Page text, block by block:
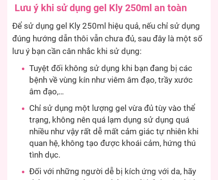
Lưu ý khi sử dụng gel Kly 250ml an toàn
Để sử dụng gel Kly 250ml hiệu quả, nếu chỉ sử dụng
đúng hướng dẫn thôi vẫn chưa đủ, sau đây là một số
lưu ý bạn cần cân nhắc khi sử dụng:
Tuyệt đối không sử dụng khi bạn đang bị các
bệnh về vùng kín như viêm âm đạo, trầy xước
âm đạo,…
Chỉ sử dụng một lượng gel vừa đủ tùy vào thể
trạng, không nên quá lạm dụng sử dụng quá
nhiều như vậy rất dễ mất cảm giác tự nhiên khi
quan hệ, không tạo được khoái cảm, hứng thú
tình dục.
Đối với những người dễ bị kích ứng với da, hãy